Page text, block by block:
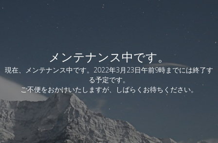
メンテナンス中です。
現在、メンテナンス中です。2022年3月23日午前9時までには終了す
る予定です。
ご不便をおかけいたしますが、しばらくお待ちください。